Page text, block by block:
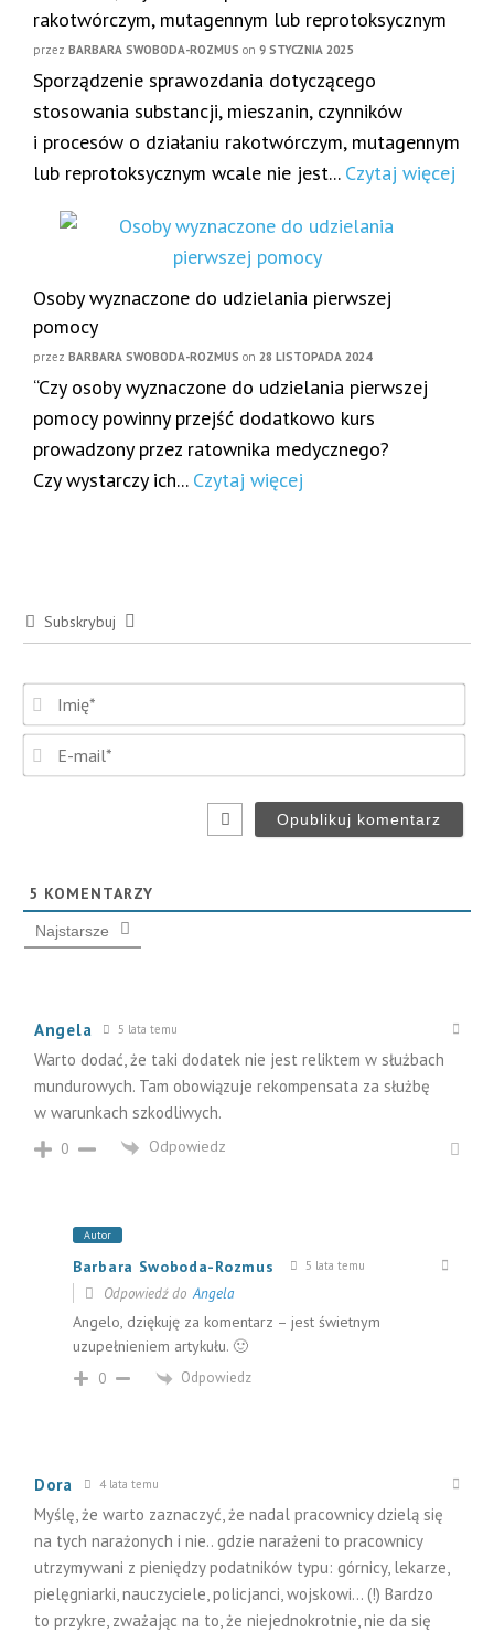
rakotwórczym, mutagennym lub reprotoksycznym
przez BARBARA SWOBODA-ROZMUS on 9 STYCZNIA 2025
Sporządzenie sprawozdania dotyczącego
stosowania substancji, mieszanin, czynników
i procesów o działaniu rakotwórczym, mutagennym
lub reprotoksycznym wcale nie jest... Czytaj więcej
Osoby wyznaczone do udzielania pierwszej
pomocy
przez BARBARA SWOBODA-ROZMUS on 28 LISTOPADA 2024
“Czy osoby wyznaczone do udzielania pierwszej
pomocy powinny przejść dodatkowo kurs
prowadzony przez ratownika medycznego?
Czy wystarczy ich... Czytaj więcej
Subskrybuj
5 KOMENTARZY
Najstarsze
Angela 5 lata temu
Warto dodać, że taki dodatek nie jest reliktem w służbach
mundurowych. Tam obowiązuje rekompensata za służbę
w warunkach szkodliwych.
0 Odpowiedz
Autor
Barbara Swoboda-Rozmus 5 lata temu
Odpowiedź doAngela
Angelo, dziękuję za komentarz – jest świetnym
uzupełnieniem artykułu. 🙂
0 Odpowiedz
Dora 4 lata temu
Myślę, że warto zaznaczyć, że nadal pracownicy dzielą się
na tych narażonych i nie.. gdzie narażeni to pracownicy
utrzymywani z pieniędzy podatników typu: górnicy, lekarze,
pielęgniarki, nauczyciele, policjanci, wojskowi… (!) Bardzo
to przykre, zważając na to, że niejednokrotnie, nie da się